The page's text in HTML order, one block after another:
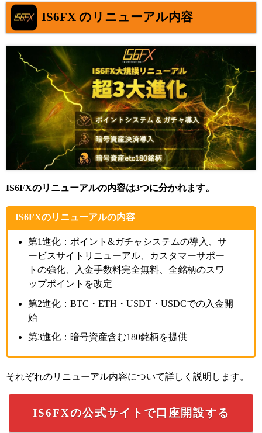
IS6FX のリニューアル内容
IS6FXのリニューアルの内容は3つに分かれます。
IS6FXのリニューアルの内容
第1進化：ポイント&ガチャシステムの導入、サ
ービスサイトリニューアル、カスタマーサポー
トの強化、入金手数料完全無料、全銘柄のスワ
ップポイントを改定
第2進化：BTC・ETH・USDT・USDCでの入金開
始
第3進化：暗号資産含む180銘柄を提供
それぞれのリニューアル内容について詳しく説明します。
IS6FXの公式サイトで口座開設する